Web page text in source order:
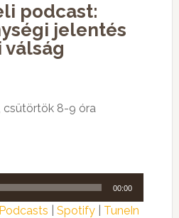
podcast:
jelentés
válság
csütörtök 8-9 óra
00:00
Spotify| TuneIn